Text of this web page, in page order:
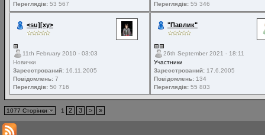
Переглядів: 53 567
Переглядів: 55 346
<su][xy>
11th February 2010 - 03:03
Новички
Зареєстрований: 16.11.2005
Повідомлень: 7
Переглядів: 50 716
"Павлик"
26th September 2021 - 18:11
Участники
Зареєстрований: 17.6.2005
Повідомлень: 134
Переглядів: 55 803
1077 Сторінки 1 2 3 > »